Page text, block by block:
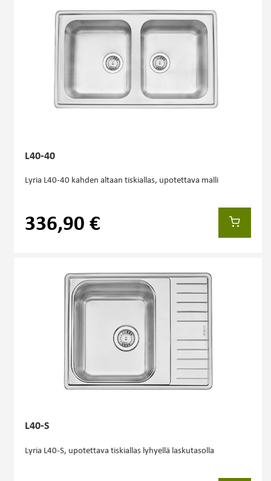
L40-40
Lyria L40-40 kahden altaan tiskiallas, upotettava malli
336,90 €
L40-S
Lyria L40-S, upotettava tiskiallas lyhyellä laskutasolla